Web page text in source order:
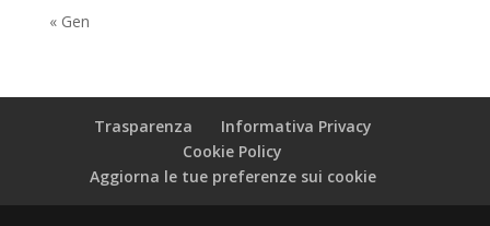
« Gen
Trasparenza
Informativa Privacy
Cookie Policy
Aggiorna le tue preferenze sui cookie